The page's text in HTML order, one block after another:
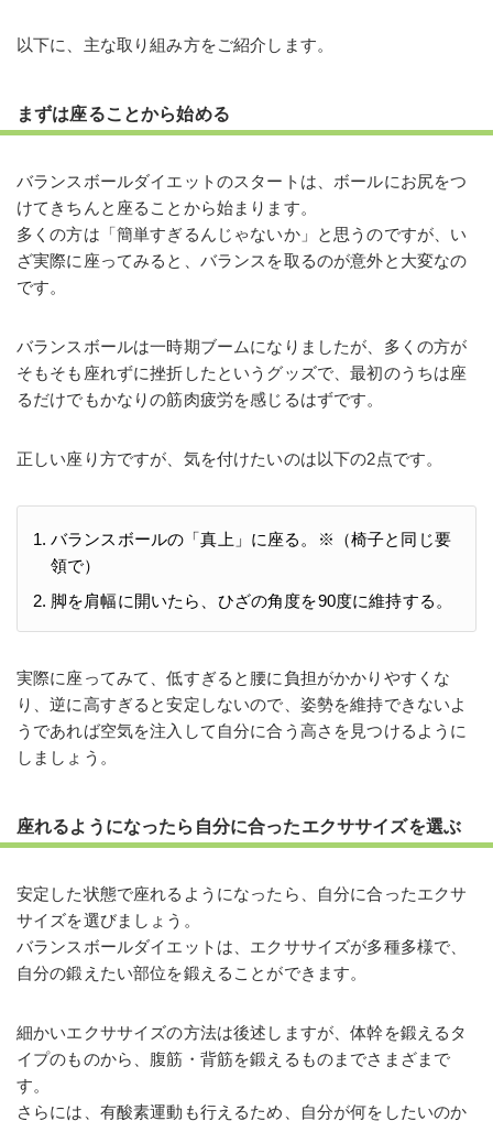
以下に、主な取り組み方をご紹介します。
まずは座ることから始める
バランスボールダイエットのスタートは、ボールにお尻をつ
けてきちんと座ることから始まります。
多くの方は「簡単すぎるんじゃないか」と思うのですが、い
ざ実際に座ってみると、バランスを取るのが意外と大変なの
です。
バランスボールは一時期ブームになりましたが、多くの方が
そもそも座れずに挫折したというグッズで、最初のうちは座
るだけでもかなりの筋肉疲労を感じるはずです。
正しい座り方ですが、気を付けたいのは以下の2点です。
バランスボールの「真上」に座る。※（椅子と同じ要
領で）
脚を肩幅に開いたら、ひざの角度を90度に維持する。
実際に座ってみて、低すぎると腰に負担がかかりやすくな
り、逆に高すぎると安定しないので、姿勢を維持できないよ
うであれば空気を注入して自分に合う高さを見つけるように
しましょう。
座れるようになったら自分に合ったエクササイズを選ぶ
安定した状態で座れるようになったら、自分に合ったエクサ
サイズを選びましょう。
バランスボールダイエットは、エクササイズが多種多様で、
自分の鍛えたい部位を鍛えることができます。
細かいエクササイズの方法は後述しますが、体幹を鍛えるタ
イプのものから、腹筋・背筋を鍛えるものまでさまざまで
す。
さらには、有酸素運動も行えるため、自分が何をしたいのか